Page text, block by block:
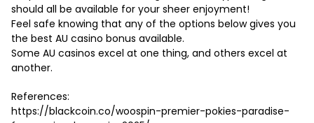
should all be available for your sheer enjoyment!
Feel safe knowing that any of the options below gives you
the best AU casino bonus available.
Some AU casinos excel at one thing, and others excel at
another.
References:
https://blackcoin.co/woospin-premier-pokies-paradise-